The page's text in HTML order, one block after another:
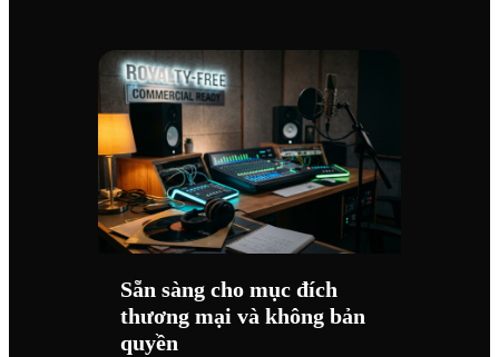
Sẵn sàng cho mục đích
thương mại và không bản
quyền